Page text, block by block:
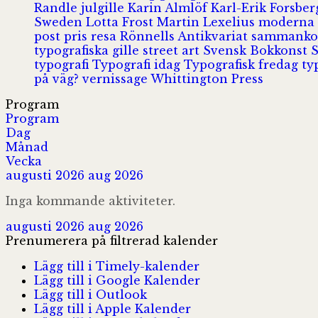
Randle julgille Karin Almlöf Karl-Erik
Sweden Lotta Frost Martin Lexelius moderna
post pris resa Rönnells Antikvariat
typografiska gille street art Svensk Bokkonst
typografi Typografi idag Typografisk fredag
på väg?vernissage Whittington Press
Program
Program
Dag
Månad
Vecka
augusti 2026 aug 2026
Inga kommande aktiviteter.
augusti 2026 aug 2026
Prenumerera på filtrerad kalender
Lägg till i Timely-kalender
Lägg till i Google Kalender
Lägg till i Outlook
Lägg till i Apple Kalender